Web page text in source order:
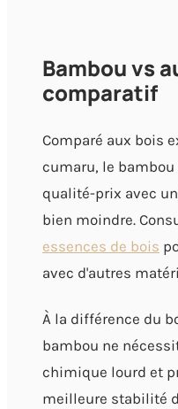
Bambou vs
comparatif
Comparé aux bois
cumaru, le
qualité-prix avec
bien moindre.
essences de bois
avec d'autres
À la différence du
bambou ne
chimique lourd et
meilleure stabilité